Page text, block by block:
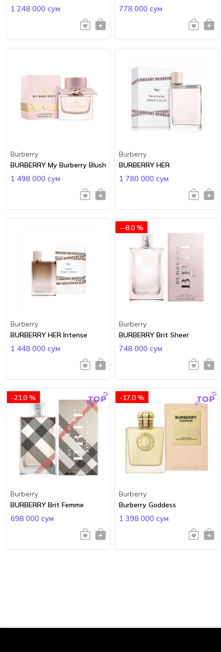
1 248 000 сум 778 000 сум
Burberry
BURBERRY My Burberry Blush
1 498 000 сум
Burberry
BURBERRY HER
1 780 000 сум
Burberry
BURBERRY HER Intense
1 448 000 сум
--8.0 %
Burberry
BURBERRY Brit Sheer
748 000 сум
-21.0 %
Burberry
BURBERRY Brit Femme
698 000 сум
-17.0 %
Burberry
Burberry Goddess
1 398 000 сум